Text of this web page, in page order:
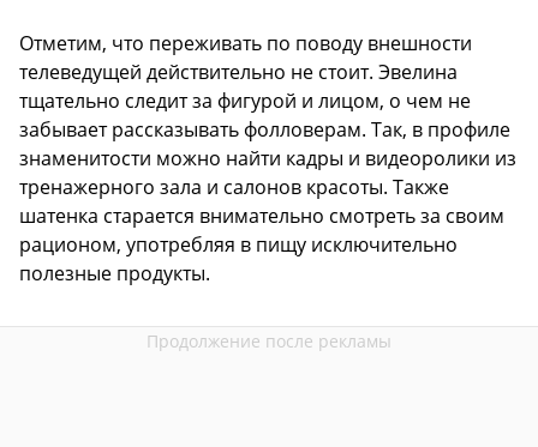
Отметим, что переживать по поводу внешности
телеведущей действительно не стоит. Эвелина
тщательно следит за фигурой и лицом, о чем не
забывает рассказывать фолловерам. Так, в профиле
знаменитости можно найти кадры и видеоролики из
тренажерного зала и салонов красоты. Также
шатенка старается внимательно смотреть за своим
рационом, употребляя в пищу исключительно
полезные продукты.